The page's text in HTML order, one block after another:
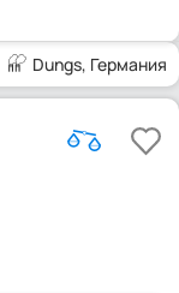
Dungs, Германия